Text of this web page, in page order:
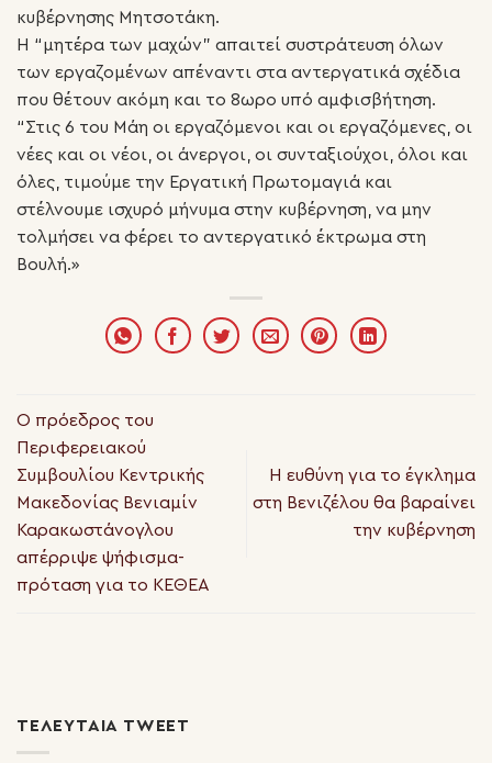
κυβέρνησης Μητσοτάκη.
Η “μητέρα των μαχών” απαιτεί συστράτευση όλων
των εργαζομένων απέναντι στα αντεργατικά σχέδια
που θέτουν ακόμη και το 8ωρο υπό αμφισβήτηση.
“Στις 6 του Μάη οι εργαζόμενοι και οι εργαζόμενες, οι
νέες και οι νέοι, οι άνεργοι, οι συνταξιούχοι, όλοι και
όλες, τιμούμε την Εργατική Πρωτομαγιά και
στέλνουμε ισχυρό μήνυμα στην κυβέρνηση, να μην
τολμήσει να φέρει το αντεργατικό έκτρωμα στη
Βουλή.»
Ο πρόεδρος του
Περιφερειακού
Συμβουλίου Κεντρικής
Μακεδονίας Βενιαμίν
Καρακωστάνογλου
απέρριψε ψήφισμα-
πρόταση για το ΚΕΘΕΑ
Η ευθύνη για το έγκλημα
στη Βενιζέλου θα βαραίνει
την κυβέρνηση
ΤΕΛΕΥΤΑΊΑ TWEET